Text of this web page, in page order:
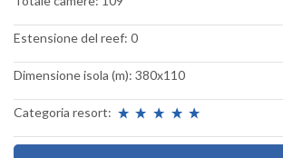
Estensione del reef: 0
Dimensione isola (m): 380x110
Categoria resort: